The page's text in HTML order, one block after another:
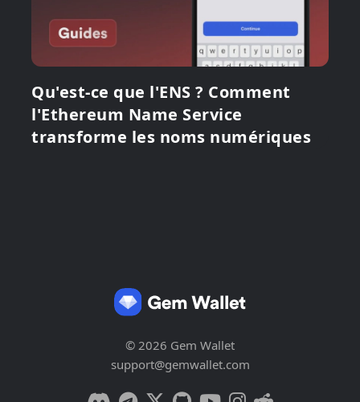
Qu'est-ce que l'ENS ? Comment
l'Ethereum Name Service
transforme les noms numériques
© 2026 Gem Wallet
support@gemwallet.com